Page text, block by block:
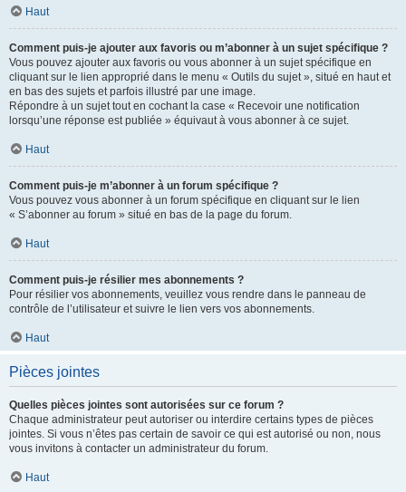
Haut
Comment puis-je ajouter aux favoris ou m’abonner à un sujet spécifique ?
Vous pouvez ajouter aux favoris ou vous abonner à un sujet spécifique en
cliquant sur le lien approprié dans le menu « Outils du sujet », situé en haut et
en bas des sujets et parfois illustré par une image.
Répondre à un sujet tout en cochant la case « Recevoir une notification
lorsqu’une réponse est publiée » équivaut à vous abonner à ce sujet.
Haut
Comment puis-je m’abonner à un forum spécifique ?
Vous pouvez vous abonner à un forum spécifique en cliquant sur le lien
« S’abonner au forum » situé en bas de la page du forum.
Haut
Comment puis-je résilier mes abonnements ?
Pour résilier vos abonnements, veuillez vous rendre dans le panneau de
contrôle de l’utilisateur et suivre le lien vers vos abonnements.
Haut
Pièces jointes
Quelles pièces jointes sont autorisées sur ce forum ?
Chaque administrateur peut autoriser ou interdire certains types de pièces
jointes. Si vous n’êtes pas certain de savoir ce qui est autorisé ou non, nous
vous invitons à contacter un administrateur du forum.
Haut